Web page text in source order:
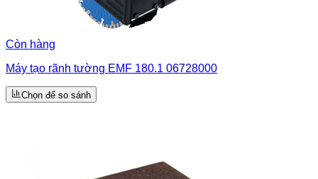
Còn hàng
Máy tạo rãnh tường EMF 180.1 06728000
Chọn để so sánh